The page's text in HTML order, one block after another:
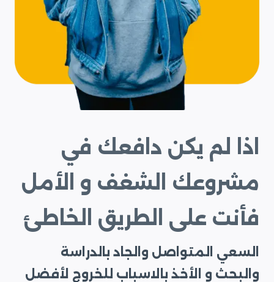
اذا لم يكن دافعك في
مشروعك الشغف و الأمل
فأنت على الطريق الخاطئ
السعي المتواصل والجاد بالدراسة
والبحث و الأخذ بالاسباب للخروج لأفضل